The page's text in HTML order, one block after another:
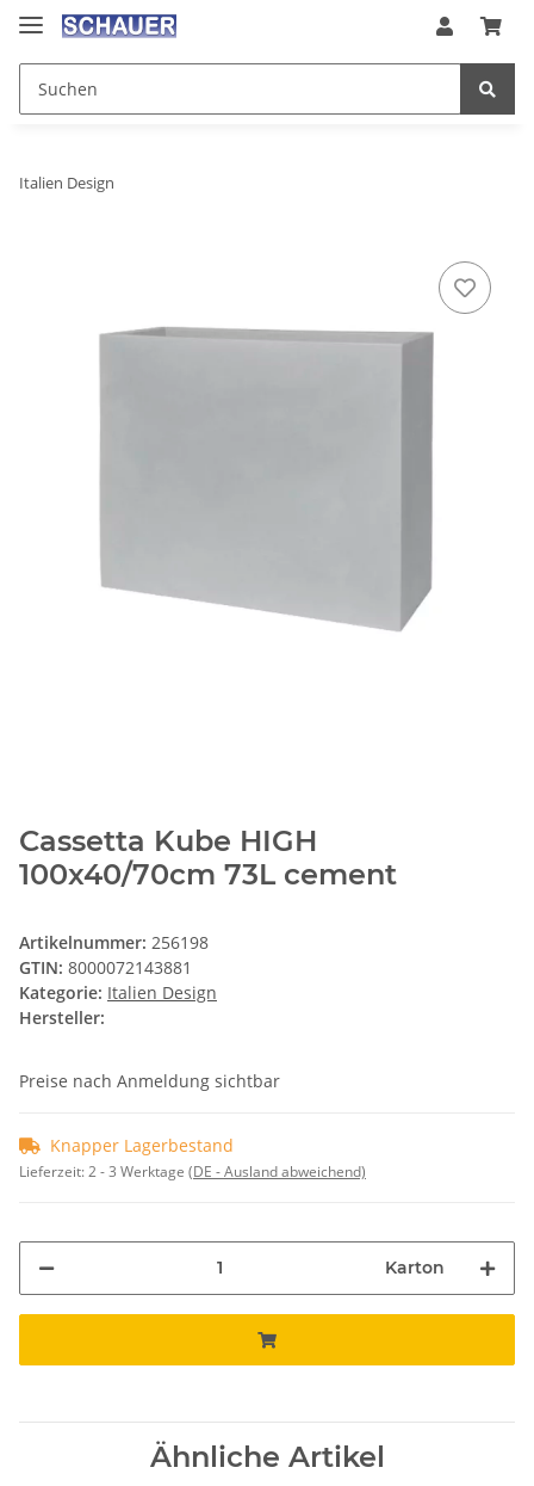
Italien Design
Cassetta Kube HIGH
100x40/70cm 73L cement
Artikelnummer: 256198
GTIN: 8000072143881
Kategorie: Italien Design
Hersteller:
Preise nach Anmeldung sichtbar
Knapper Lagerbestand
Lieferzeit:2 - 3 Werktage (DE - Ausland abweichend)
Karton
Ähnliche Artikel